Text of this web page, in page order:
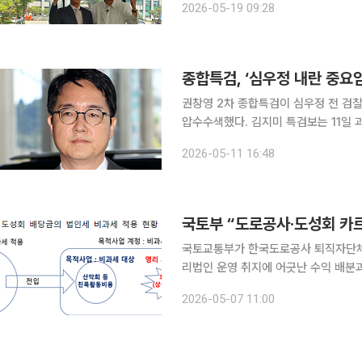
방은 18일 국제신문 주최 부산시장
2026-05-19 09:28
종합특검, ‘심우정 내란 중요
권창영 2차 종합특검이 심우정 전 검
압수수색했다. 김지미 특검보는 11일 과천 특검 사무실에서 열린 정례 브리핑에서 “오늘 심 전 총장
이어 “앞서 대검이 특검에 제공을 거
2026-05-11 16:48
국토부 “도로공사·도성회
국토교통부가 한국도로공사 퇴직자
리법인 운영 취지에 어긋난 수익 배
2026-05-07 11:00